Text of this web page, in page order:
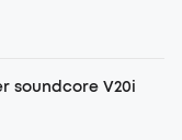
soundcore V20i